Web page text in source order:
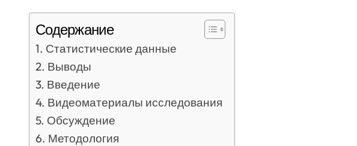
Содержание
Статистические данные
Выводы
Введение
Видеоматериалы исследования
Обсуждение
Методология